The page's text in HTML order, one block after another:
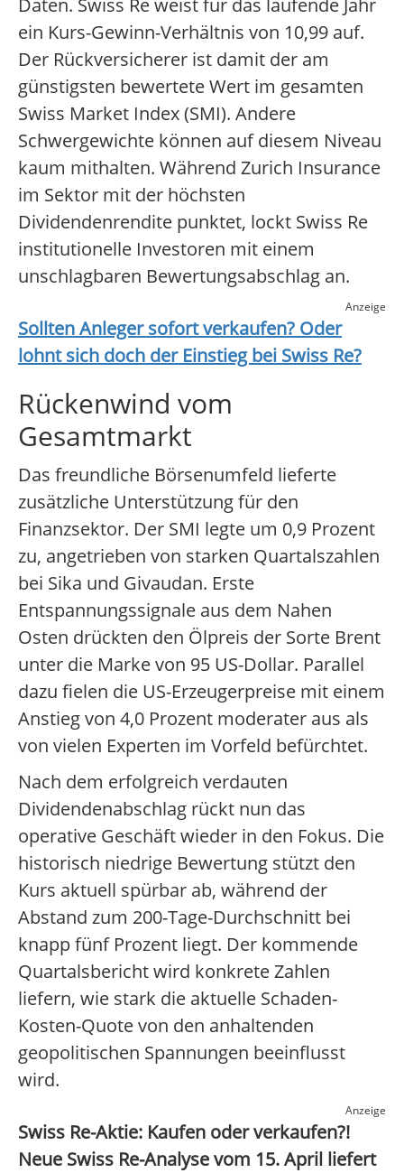
Daten. Swiss Re weist für das laufende Jahr
ein Kurs-Gewinn-Verhältnis von 10,99 auf.
Der Rückversicherer ist damit der am
günstigsten bewertete Wert im gesamten
Swiss Market Index (SMI). Andere
Schwergewichte können auf diesem Niveau
kaum mithalten. Während Zurich Insurance
im Sektor mit der höchsten
Dividendenrendite punktet, lockt Swiss Re
institutionelle Investoren mit einem
unschlagbaren Bewertungsabschlag an.
Anzeige
Sollten Anleger sofort verkaufen? Oder
lohnt sich doch der Einstieg bei Swiss Re?
Rückenwind vom
Gesamtmarkt
Das freundliche Börsenumfeld lieferte
zusätzliche Unterstützung für den
Finanzsektor. Der SMI legte um 0,9 Prozent
zu, angetrieben von starken Quartalszahlen
bei Sika und Givaudan. Erste
Entspannungssignale aus dem Nahen
Osten drückten den Ölpreis der Sorte Brent
unter die Marke von 95 US-Dollar. Parallel
dazu fielen die US-Erzeugerpreise mit einem
Anstieg von 4,0 Prozent moderater aus als
von vielen Experten im Vorfeld befürchtet.
Nach dem erfolgreich verdauten
Dividendenabschlag rückt nun das
operative Geschäft wieder in den Fokus. Die
historisch niedrige Bewertung stützt den
Kurs aktuell spürbar ab, während der
Abstand zum 200-Tage-Durchschnitt bei
knapp fünf Prozent liegt. Der kommende
Quartalsbericht wird konkrete Zahlen
liefern, wie stark die aktuelle Schaden-
Kosten-Quote von den anhaltenden
geopolitischen Spannungen beeinflusst
wird.
Anzeige
Swiss Re-Aktie: Kaufen oder verkaufen?!
Neue Swiss Re-Analyse vom 15. April liefert